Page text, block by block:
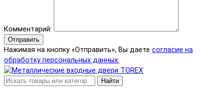
Комментарий:
Отправить
Нажимая на кнопку «Отправить», Вы даете согласие на
обработку персональных данных.
Найти